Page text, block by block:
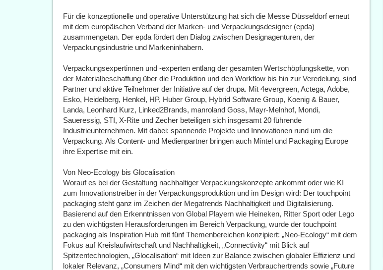
Für die konzeptionelle und operative Unterstützung hat sich die Messe Düsseldorf erneut
mit dem europäischen Verband der Marken- und Verpackungsdesigner (epda)
zusammengetan. Der epda fördert den Dialog zwischen Designagenturen, der
Verpackungsindustrie und Markeninhabern.
Verpackungsexpertinnen und -experten entlang der gesamten Wertschöpfungskette, von
der Materialbeschaffung über die Produktion und den Workflow bis hin zur Veredelung, sind
Partner und aktive Teilnehmer der Initiative auf der drupa. Mit 4evergreen, Actega, Adobe,
Esko, Heidelberg, Henkel, HP, Huber Group, Hybrid Software Group, Koenig & Bauer,
Landa, Leonhard Kurz, Linked2Brands, manroland Goss, Mayr-Melnhof, Mondi,
Saueressig, STI, X-Rite und Zecher beteiligen sich insgesamt 20 führende
Industrieunternehmen. Mit dabei: spannende Projekte und Innovationen rund um die
Verpackung. Als Content- und Medienpartner bringen auch Mintel und Packaging Europe
ihre Expertise mit ein.
Von Neo-Ecology bis Glocalisation
Worauf es bei der Gestaltung nachhaltiger Verpackungskonzepte ankommt oder wie KI
zum Innovationstreiber in der Verpackungsproduktion und im Design wird: Der touchpoint
packaging steht ganz im Zeichen der Megatrends Nachhaltigkeit und Digitalisierung.
Basierend auf den Erkenntnissen von Global Playern wie Heineken, Ritter Sport oder Lego
zu den wichtigsten Herausforderungen im Bereich Verpackung, wurde der touchpoint
packaging als Inspiration Hub mit fünf Themenbereichen konzipiert: „Neo-Ecology“ mit dem
Fokus auf Kreislaufwirtschaft und Nachhaltigkeit, „Connectivity“ mit Blick auf
Spitzentechnologien, „Glocalisation“ mit Ideen zur Balance zwischen globaler Effizienz und
lokaler Relevanz, „Consumers Mind“ mit den wichtigsten Verbrauchertrends sowie „Future